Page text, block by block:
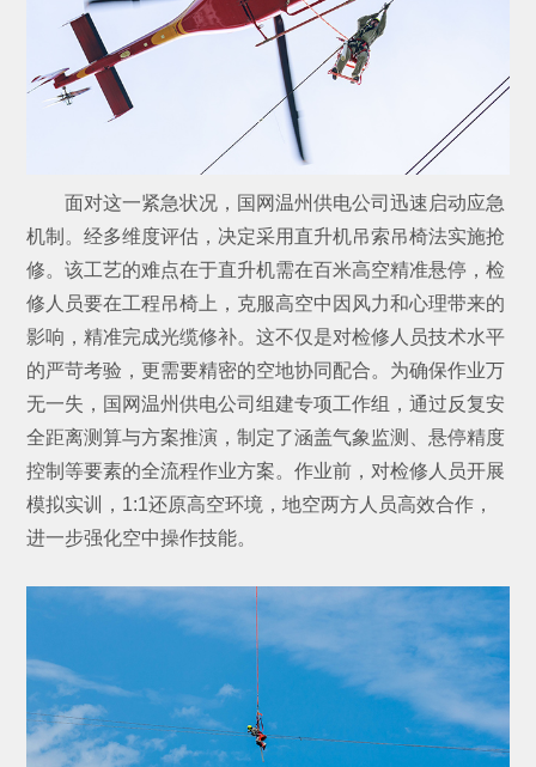
面对这一紧急状况，国网温州供电公司迅速启动应急
机制。经多维度评估，决定采用直升机吊索吊椅法实施抢
修。该工艺的难点在于直升机需在百米高空精准悬停，检
修人员要在工程吊椅上，克服高空中因风力和心理带来的
影响，精准完成光缆修补。这不仅是对检修人员技术水平
的严苛考验，更需要精密的空地协同配合。为确保作业万
无一失，国网温州供电公司组建专项工作组，通过反复安
全距离测算与方案推演，制定了涵盖气象监测、悬停精度
控制等要素的全流程作业方案。作业前，对检修人员开展
模拟实训，1:1还原高空环境，地空两方人员高效合作，
进一步强化空中操作技能。